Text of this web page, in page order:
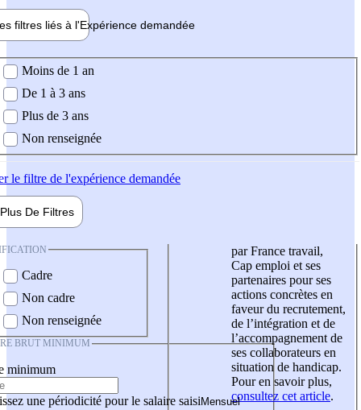
filtres liés à l'Expérience demandée
demandée
Moins de 1 an
De 1 à 3 ans
Plus de 3 ans
Non renseignée
le filtre de l'expérience demandée
Plus De Filtres
Cadre
Non cadre
Non renseignée
BRUT MINIMUM
minimum
une périodicité pour le salaire saisi
par France travail,
Cap emploi et ses
partenaires pour ses
actions concrètes en
faveur du recrutement,
de l’intégration et de
l’accompagnement de
ses collaborateurs en
situation de handicap.
Pour en savoir plus,
consultez cet article.